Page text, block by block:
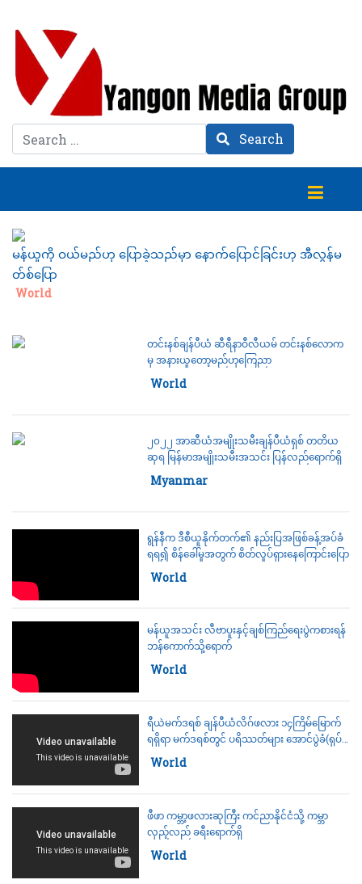
Search Search
မန်ယူကို ဝယ်မည်ဟု ပြောခဲ့သည်မှာ နောက်ပြောင်ခြင်းဟု အီလွန်မ
တ်စ်ပြော
Category:
World
တင်းနစ်ချန်ပီယံ ဆီရီနာဝီလီယမ် တင်းနစ်လောက
မှ အနားယူတော့မည်ဟုကြေညာ
Category:
World
၂၀၂၂ အာဆီယံအမျိုးသမီးချန်ပီယံရှစ် တတိယ
ဆုရ မြန်မာအမျိုးသမီးအသင်း ပြန်လည်ရောက်ရှိ
Category:
Myanmar
ရွန်နီက ဒီစီယူနိုက်တက်၏ နည်းပြအဖြစ်ခန့်အပ်ခံ
ရရ၍ စိန်ခေါ်မှုအတွက် စိတ်လှုပ်ရှားနေကြောင်းပြော
Category:
World
မန်ယူအသင်း လီဗာပူးနှင့်ချစ်ကြည်ရေးပွဲကစားရန်
ဘန်ကောက်သို့ရောက်
Category:
World
ရီယဲမက်ဒရစ် ချန်ပီယံလိဂ်ဖလား ၁၄ကြိမ်မြောက်
ရရှိရာ မက်ဒရစ်တွင် ပရိဿတ်များ အောင်ပွဲခံ(ရုပ်
သံ)
Category:
World
ဖီဖာ ကမ္ဘာ့ဖလားဆုကြီး ကင်ညာနိုင်ငံသို့ ကမ္ဘာ
လှည့်လည် ခရီးရောက်ရှိ
Category:
World